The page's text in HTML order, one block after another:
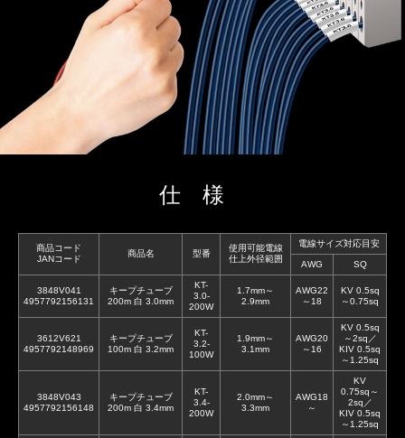
仕様
商品コード
JANコード
商品名 型番
使用可能電線
仕上外径範囲
電線サイズ対応目安
AWG SQ
3848V041
4957792156131
キープチューブ
200m 白 3.0mm
KT-
3.0-
200W
1.7mm～
2.9mm
AWG22
～18
KV 0.5sq
～0.75sq
3612V621
4957792148969
キープチューブ
100m 白 3.2mm
KT-
3.2-
100W
1.9mm～
3.1mm
AWG20
～16
KV 0.5sq
～2sq／
KIV 0.5sq
～1.25sq
3848V043
4957792156148
キープチューブ
200m 白 3.4mm
KT-
3.4-
200W
2.0mm～
3.3mm
AWG18
～
KV
0.75sq～
2sq／
KIV 0.5sq
～1.25sq